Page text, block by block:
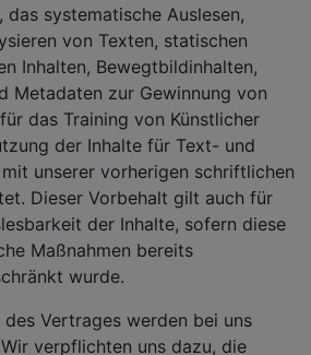
systematische Auslesen,
von Texten, statischen
Inhalten, Bewegtbildinhalten,
Metadaten zur Gewinnung von
das Training von Künstlicher
der Inhalte für Text- und
unserer vorherigen schriftlichen
Dieser Vorbehalt gilt auch für
der Inhalte, sofern diese
Maßnahmen bereits
wurde.
Vertrages werden bei uns
verpflichten uns dazu, die